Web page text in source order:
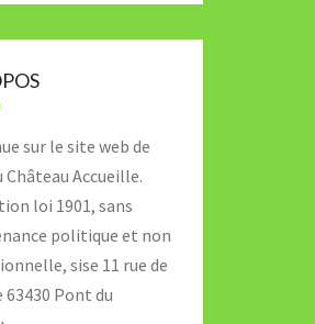
sur le site web de
Château Accueille.
loi 1901, sans
politique et non
sise 11 rue de
63430 Pont du